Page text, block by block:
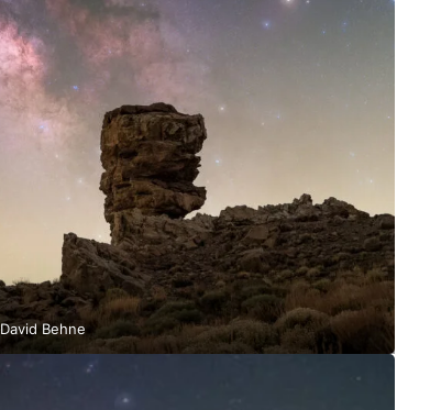
David Behne